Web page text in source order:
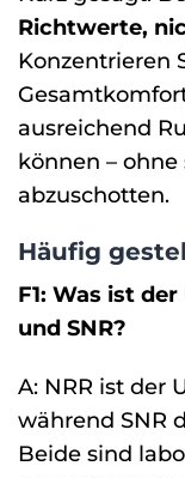
Richtwerte,
Konzentrieren
ausreichend
können –
abzuschotten.
Häufig
F1: Was ist
und SNR?
A: NRR ist der
während SNR
Beide sind